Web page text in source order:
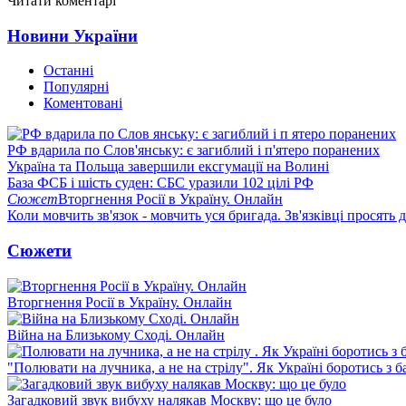
Новини України
Останні
Популярні
Коментовані
РФ вдарила по Слов'янську: є загиблий і п'ятеро поранених
Україна та Польща завершили ексгумації на Волині
База ФСБ і шість суден: СБС уразили 102 цілі РФ
СюжетВторгнення Росії в Україну. Онлайн
Коли мовчить зв'язок - мовчить уся бригада. Зв'язківці просять
Сюжети
Вторгнення Росії в Україну. Онлайн
Війна на Близькому Сході. Онлайн
"Полювати на лучника, а не на стрілу". Як Україні боротись з
Загадковий звук вибуху налякав Москву: що це було